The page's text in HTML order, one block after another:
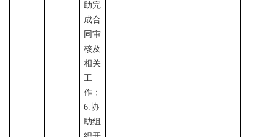
助完
成合
同审
核及
相关
工
作；
6.协
助组